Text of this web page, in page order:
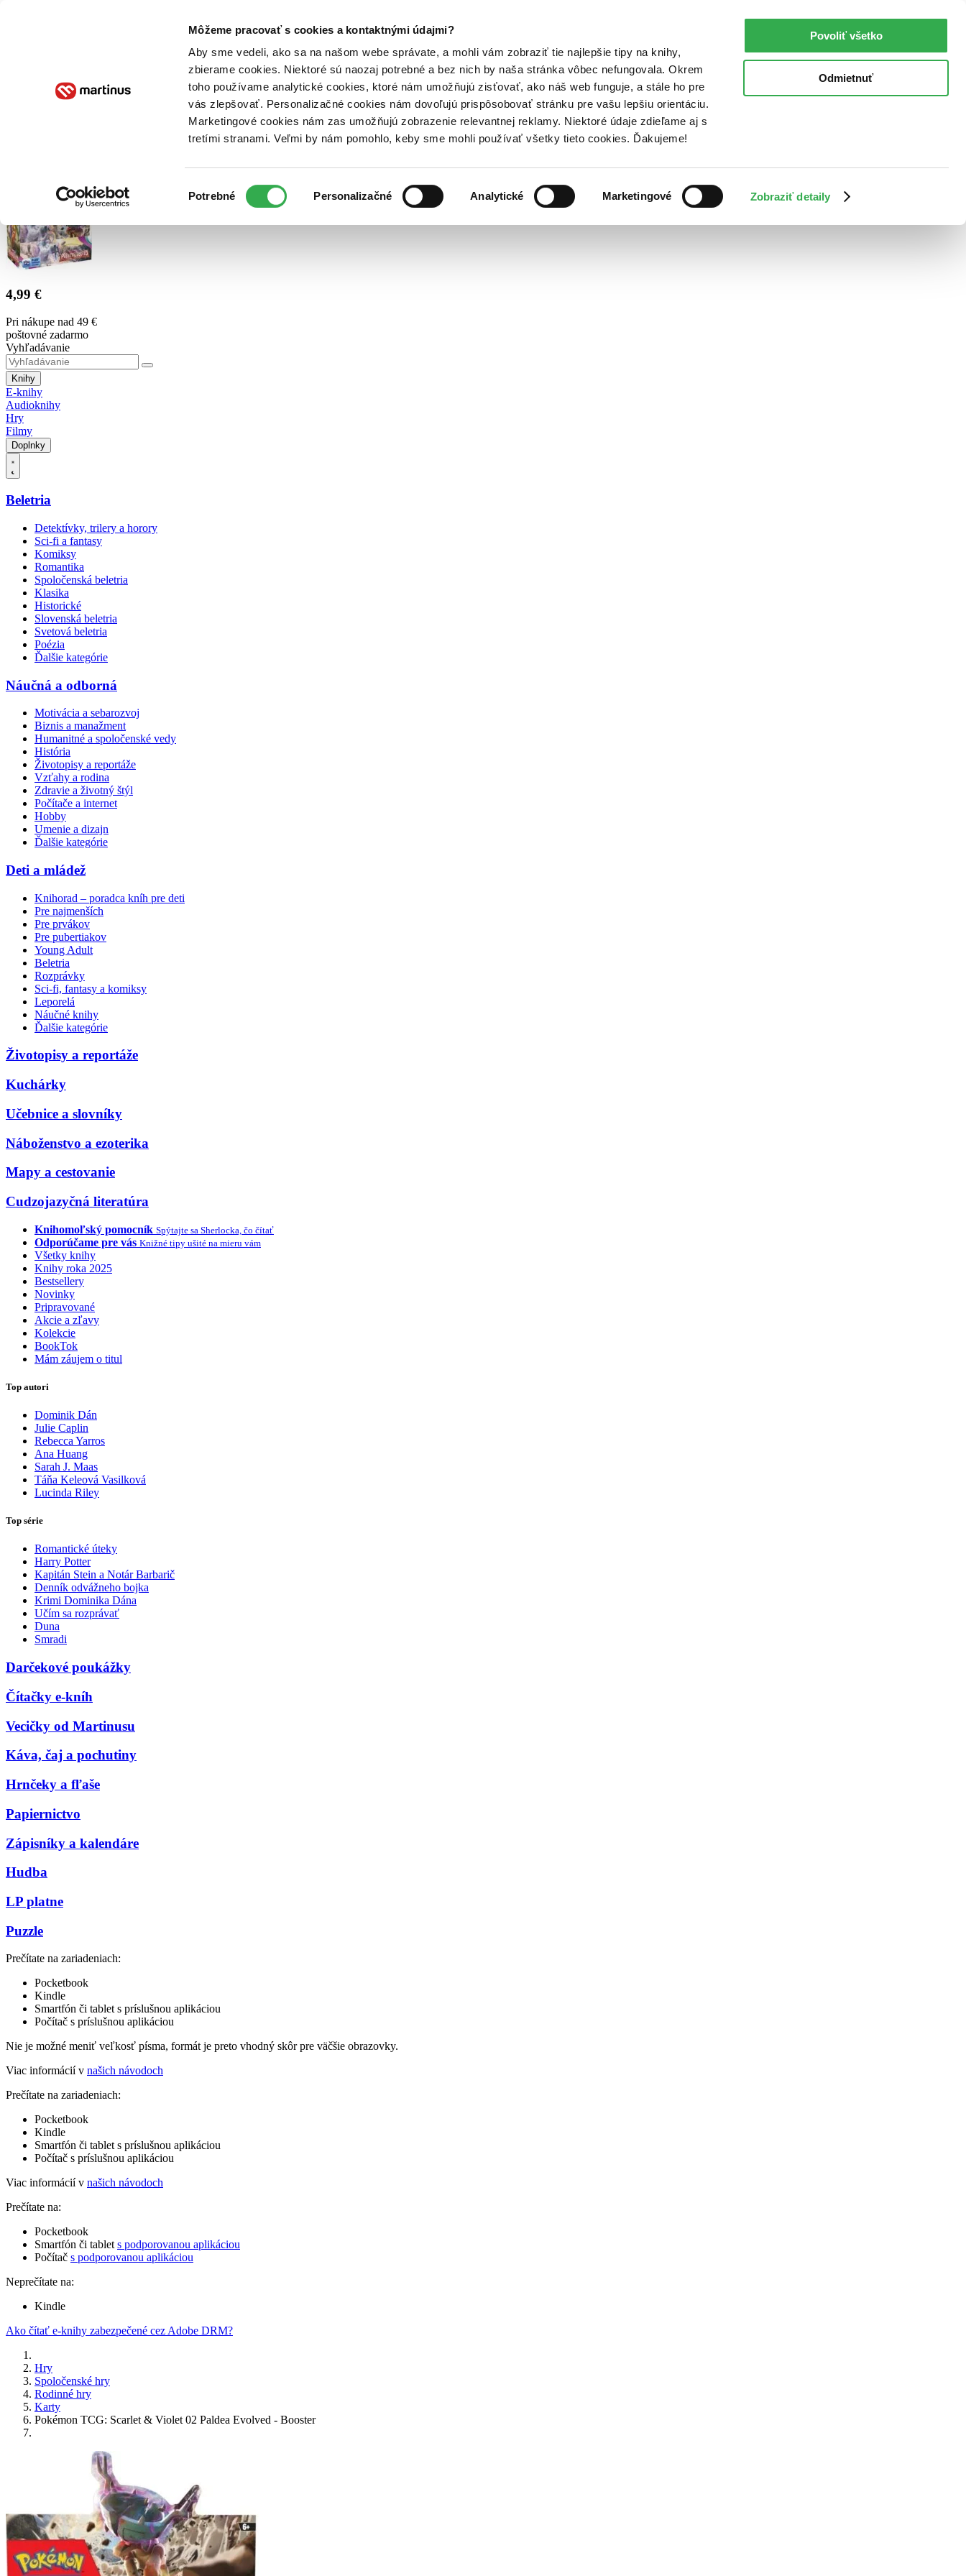
Môžeme pracovať s cookies a kontaktnými údajmi?
Aby sme vedeli, ako sa na našom webe správate, a mohli vám zobraziť tie najlepšie tipy na knihy,
zbierame cookies. Niektoré sú naozaj potrebné a bez nich by naša stránka vôbec nefungovala. Okrem
toho používame analytické cookies, ktoré nám umožňujú zisťovať, ako náš web funguje, a stále ho pre
vás zlepšovať. Personalizačné cookies nám dovoľujú prispôsobovať stránku pre vašu lepšiu orientáciu.
Marketingové cookies nám zas umožňujú zobrazenie relevantnej reklamy. Niektoré údaje zdieľame aj s
tretími stranami. Veľmi by nám pomohlo, keby sme mohli používať všetky tieto cookies. Ďakujeme!
súhlasu
Potrebné Personalizačné Analytické Marketingové Zobraziť detaily
Povoliť všetko
Odmietnuť
Poukážky Kontakt
4,99 €
Pri nákupe nad 49 €
poštovné zadarmo
Vyhľadávanie
Knihy
E-knihy
Audioknihy
Hry
Filmy
Doplnky
Beletria
Detektívky, trilery a horory
Sci-fi a fantasy
Komiksy
Romantika
Spoločenská beletria
Klasika
Historické
Slovenská beletria
Svetová beletria
Poézia
Ďalšie kategórie
Náučná a odborná
Motivácia a sebarozvoj
Biznis a manažment
Humanitné a spoločenské vedy
História
Životopisy a reportáže
Vzťahy a rodina
Zdravie a životný štýl
Počítače a internet
Hobby
Umenie a dizajn
Ďalšie kategórie
Deti a mládež
Knihorad – poradca kníh pre deti
Pre najmenších
Pre prvákov
Pre pubertiakov
Young Adult
Beletria
Rozprávky
Sci-fi, fantasy a komiksy
Leporelá
Náučné knihy
Ďalšie kategórie
Životopisy a reportáže
Kuchárky
Učebnice a slovníky
Náboženstvo a ezoterika
Mapy a cestovanie
Cudzojazyčná literatúra
Knihomoľský pomocník Spýtajte sa Sherlocka, čo čítať
Odporúčame pre vás Knižné tipy ušité na mieru vám
Všetky knihy
Knihy roka 2025
Bestsellery
Novinky
Pripravované
Akcie a zľavy
Kolekcie
BookTok
Mám záujem o titul
Top autori
Dominik Dán
Julie Caplin
Rebecca Yarros
Ana Huang
Sarah J. Maas
Táňa Keleová Vasilková
Lucinda Riley
Top série
Romantické úteky
Harry Potter
Kapitán Stein a Notár Barbarič
Denník odvážneho bojka
Krimi Dominika Dána
Učím sa rozprávať
Duna
Smradi
Darčekové poukážky
Čítačky e-kníh
Vecičky od Martinusu
Káva, čaj a pochutiny
Hrnčeky a fľaše
Papiernictvo
Zápisníky a kalendáre
Hudba
LP platne
Puzzle
Prečítate na zariadeniach:
Pocketbook
Kindle
Smartfón či tablet s príslušnou aplikáciou
Počítač s príslušnou aplikáciou
Nie je možné meniť veľkosť písma, formát je preto vhodný skôr pre väčšie obrazovky.
Viac informácií v našich návodoch
Prečítate na zariadeniach:
Pocketbook
Kindle
Smartfón či tablet s príslušnou aplikáciou
Počítač s príslušnou aplikáciou
Viac informácií v našich návodoch
Prečítate na:
Pocketbook
Smartfón či tablet s podporovanou aplikáciou
Počítač s podporovanou aplikáciou
Neprečítate na:
Kindle
Ako čítať e-knihy zabezpečené cez Adobe DRM?
Hry
Spoločenské hry
Rodinné hry
Karty
Pokémon TCG: Scarlet & Violet 02 Paldea Evolved - Booster